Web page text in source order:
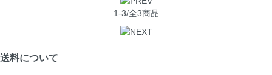
1-3/全3商品
送料について